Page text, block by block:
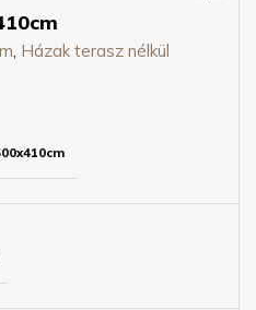
, Házak terasz nélkül